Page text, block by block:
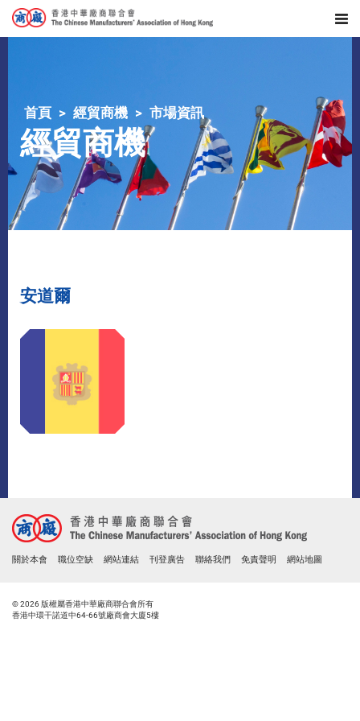
首頁 經貿商機 市場資訊
經貿商機
安道爾
關於本會 職位空缺 網站連結 刊登廣告 聯絡我們 免責聲明 網站地圖
© 2026 版權屬香港中華廠商聯合會所有
香港中環干諾道中64-66號廠商會大廈5樓